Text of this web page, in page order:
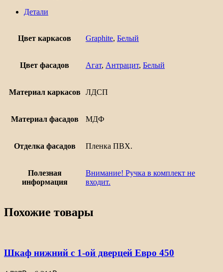
мя
300
Детали
Цвет каркасов Graphite, Белый
Цвет фасадов Агат, Антрацит, Белый
Материал каркасов ЛДСП
Материал фасадов МДФ
Отделка фасадов Пленка ПВХ.
Полезная
информация
Внимание! Ручка в комплект не
входит.
Похожие товары
Шкаф нижний с 1-ой дверцей Евро 450